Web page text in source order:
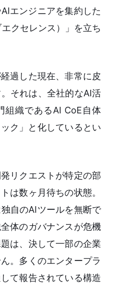
エンジニアを集約した
クセレンス）」を立ち
過した現在、非常に皮
それは、全社的なAI活
組織であるAI CoE自体
ク」と化しているとい
リクエストが特定の部
は数ヶ月待ちの状態。
自のAIツールを無断で
体のガバナンスが危機
は、決して一部の企業
。多くのエンタープラ
て報告されている構造